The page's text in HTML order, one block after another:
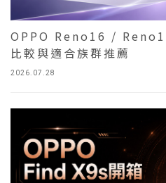
2026.07.28
OPPO Reno16 /
比較與適合族群推薦